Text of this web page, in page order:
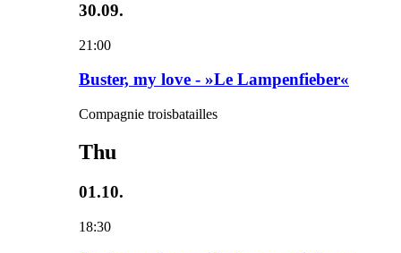
30.09.
21:00
Buster, my love - »Le Lampenfieber«
Compagnie troisbatailles
Thu
01.10.
18:30